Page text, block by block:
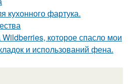
кухонного фартука.
которое спасло мои
и использований фена.